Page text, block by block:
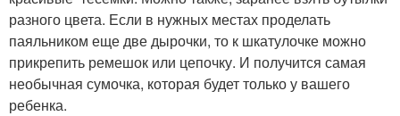
разного цвета. Если в нужных местах проделать
паяльником еще две дырочки, то к шкатулочке можно
прикрепить ремешок или цепочку. И получится самая
необычная сумочка, которая будет только у вашего
ребенка.